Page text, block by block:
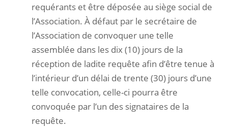
requérants et être déposée au siège social de
l’Association. À défaut par le secrétaire de
l’Association de convoquer une telle
assemblée dans les dix (10) jours de la
réception de ladite requête afin d’être tenue à
l’intérieur d’un délai de trente (30) jours d’une
telle convocation, celle-ci pourra être
convoquée par l’un des signataires de la
requête.